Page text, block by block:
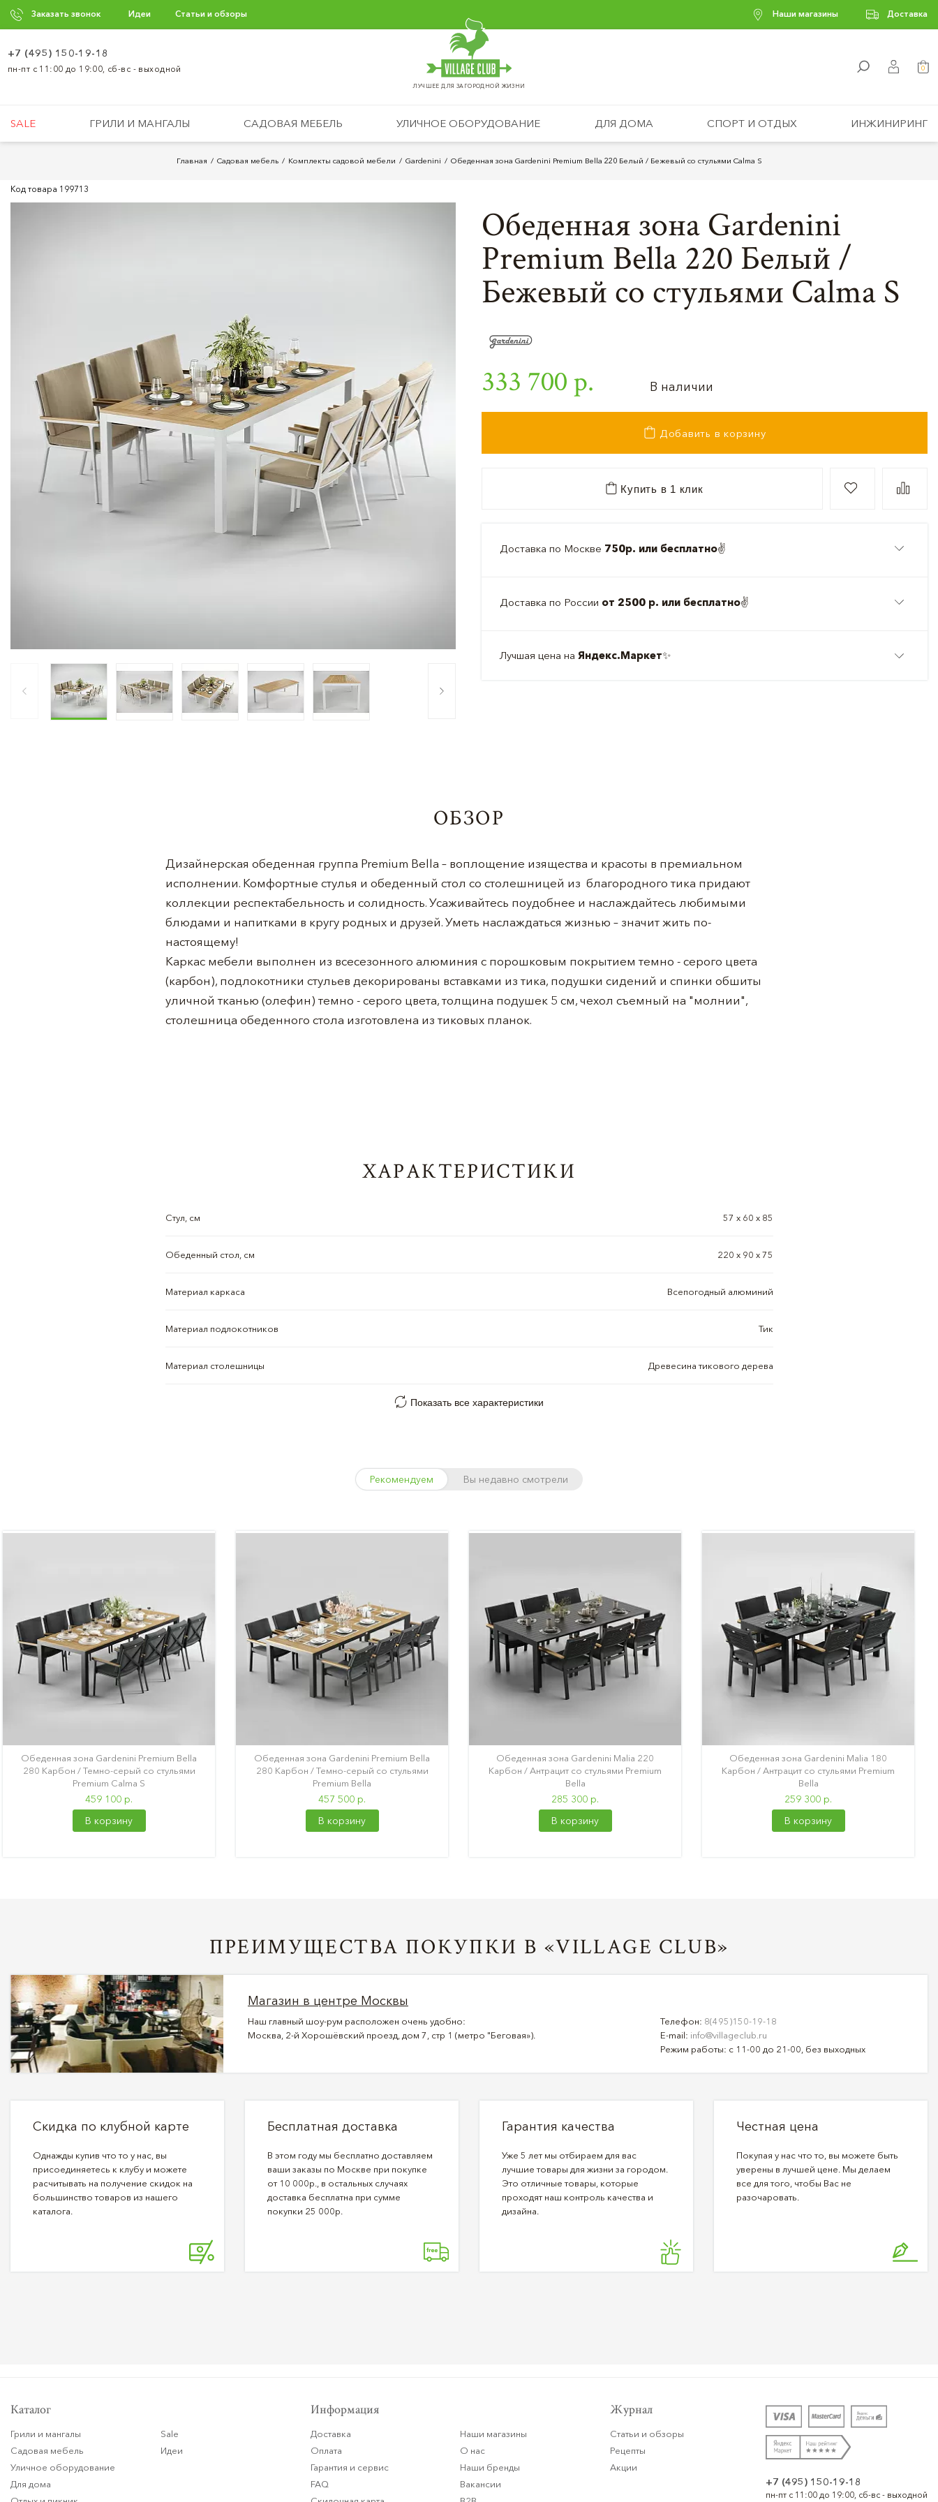
Заказать звонок Идеи Статьи и обзоры Наши магазины Доставка
ЛУЧШЕЕ ДЛЯ ЗАГОРОДНОЙ ЖИЗНИ
+7 (495) 150-19-18
пн-пт с 11:00 до 19:00, сб-вс - выходной 0
SALE ГРИЛИ И МАНГАЛЫ САДОВАЯ МЕБЕЛЬ УЛИЧНОЕ ОБОРУДОВАНИЕ ДЛЯ ДОМА СПОРТ И ОТДЫХ ИНЖИНИРИНГ
Главная Садовая мебель Комплекты садовой мебели Gardenini Обеденная зона Gardenini Premium Bella 220 Белый / Бежевый со стульями Calma S
Код товара 199713
Обеденная зона Gardenini
Premium Bella 220 Белый /
Бежевый со стульями Calma S
333 700 р. В наличии
Добавить в корзину
Купить в 1 клик
Доставка по Москве 750р. или бесплатно✌️
Доставка по России от 2500 р. или бесплатно✌️
Лучшая цена на Яндекс.Маркет✨
ОБЗОР
Дизайнерская обеденная группа Premium Bella – воплощение изящества и красоты в премиальном
исполнении. Комфортные стулья и обеденный стол со столешницей из благородного тика придают
коллекции респектабельность и солидность. Усаживайтесь поудобнее и наслаждайтесь любимыми
блюдами и напитками в кругу родных и друзей. Уметь наслаждаться жизнью – значит жить по-
настоящему!
Каркас мебели выполнен из всесезонного алюминия с порошковым покрытием темно - серого цвета
(карбон), подлокотники стульев декорированы вставками из тика, подушки сидений и спинки обшиты
уличной тканью (олефин) темно - серого цвета, толщина подушек 5 см, чехол съемный на "молнии",
столешница обеденного стола изготовлена из тиковых планок.
ХАРАКТЕРИСТИКИ
Стул, см 57 х 60 х 85
Обеденный стол, см 220 х 90 х 75
Материал каркаса Всепогодный алюминий
Материал подлокотников Тик
Материал столешницы Древесина тикового дерева
Показать все характеристики
Рекомендуем Вы недавно смотрели
Обеденная зона Gardenini Premium Bella
280 Карбон / Темно-серый со стульями
Premium Calma S
459 100 р.
В корзину
Обеденная зона Gardenini Premium Bella
280 Карбон / Темно-серый со стульями
Premium Bella
457 500 р.
В корзину
Обеденная зона Gardenini Malia 220
Карбон / Антрацит со стульями Premium
Bella
285 300 р.
В корзину
Обеденная зона Gardenini Malia 180
Карбон / Антрацит со стульями Premium
Bella
259 300 р.
В корзину
ПРЕИМУЩЕСТВА ПОКУПКИ В «VILLAGE CLUB»
Магазин в центре Москвы
Наш главный шоу-рум расположен очень удобно:
Москва, 2-й Хорошёвский проезд, дом 7, стр 1 (метро "Беговая»).
Телефон: 8(495)150-19-18
E-mail: info@villageclub.ru
Режим работы: с 11-00 до 21-00, без выходных
Скидка по клубной карте
Однажды купив что то у нас, вы
присоединяетесь к клубу и можете
расчитывать на получение скидок на
большинство товаров из нашего
каталога.
Бесплатная доставка
В этом году мы бесплатно доставляем
ваши заказы по Москве при покупке
от 10 000р., в остальных случаях
доставка бесплатна при сумме
покупки 25 000р.
Гарантия качества
Уже 5 лет мы отбираем для вас
лучшие товары для жизни за городом.
Это отличные товары, которые
проходят наш контроль качества и
дизайна.
Честная цена
Покупая у нас что то, вы можете быть
уверены в лучшей цене. Мы делаем
все для того, чтобы Вас не
разочаровать.
Каталог
Грили и мангалы
Садовая мебель
Уличное оборудование
Для дома
Sale
Идеи
Информация
Доставка
Оплата
Гарантия и сервис
FAQ
Наши магазины
О нас
Наши бренды
Вакансии
Журнал
Статьи и обзоры
Рецепты
Акции
+7 (495) 150-19-18
пн-пт с 11:00 до 19:00, сб-вс - выходной